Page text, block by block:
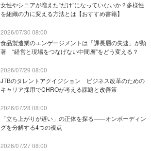
女性やシニアが増えた“だけ”になっていないか？多様性
を組織の力に変える方法とは【おすすめ書籍】
2026/07/30 08:00
食品製造業のエンゲージメントは「課長層の失速」が顕
著 “経営と現場をつなげない中間層”をどう変える？
2026/07/29 08:00
JTBのタレントアクイジション ビジネス改革のための
キャリア採用でCHROが考える課題と改善策
2026/07/28 08:00
「立ち上がりが遅い」の正体を探る——オンボーディン
グを分解する4つの視点
2026/07/27 08:00